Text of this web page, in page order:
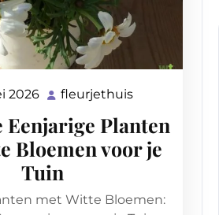
2026 14
mei
2026
fleurjethuis
Eenjarige Planten
Bloemen voor je
Tuin
met Witte Bloemen: